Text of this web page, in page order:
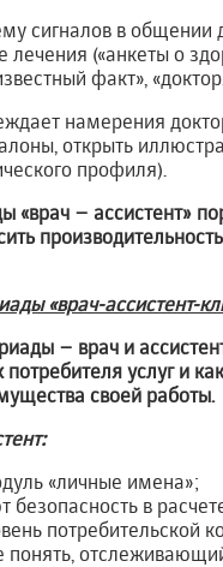
сигналов в общении
лечения («анкеты о
факт»,
намерения
открыть
профиля).
«врач – ассистент»
«врач-ассистент-
– врач и
потребителя услуг и
своей работы.
«личные имена»;
безопасность в
потребительской